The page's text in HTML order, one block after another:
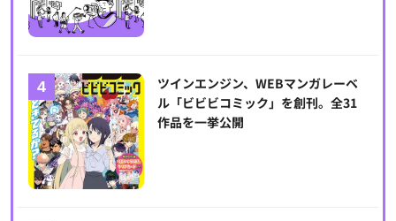
ツインエンジン、WEBマンガレーベ
ル「ビビビコミック」を創刊。全31
作品を一挙公開